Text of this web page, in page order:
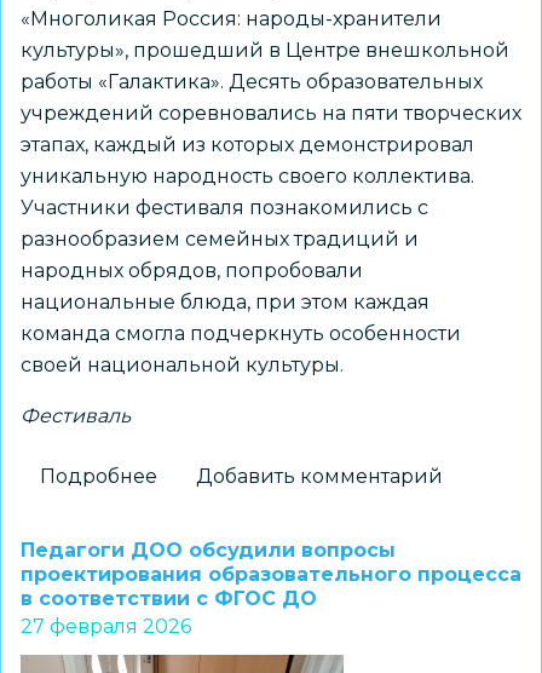
«Многоликая Россия: народы-хранители
культуры», прошедший в Центре внешкольной
работы «Галактика». Десять образовательных
учреждений соревновались на пяти творческих
этапах, каждый из которых демонстрировал
уникальную народность своего коллектива.
Участники фестиваля познакомились с
разнообразием семейных традиций и
народных обрядов, попробовали
национальные блюда, при этом каждая
команда смогла подчеркнуть особенности
своей национальной культуры.
Фестиваль
Подробнее
фестиваля
«Многоликая
Россия:
народы-
хранители
Добавить комментарий
Педагоги ДОО обсудили вопросы
проектирования образовательного процесса
в соответствии с ФГОС ДО
27 февраля 2026